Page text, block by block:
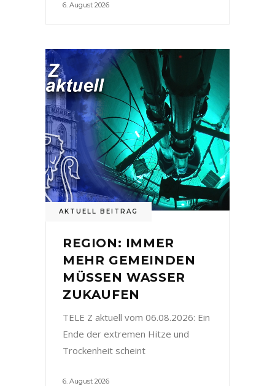
6. August 2026
AKTUELL BEITRAG
REGION: IMMER
MEHR GEMEINDEN
MÜSSEN WASSER
ZUKAUFEN
TELE Z aktuell vom 06.08.2026: Ein
Ende der extremen Hitze und
Trockenheit scheint
6. August 2026